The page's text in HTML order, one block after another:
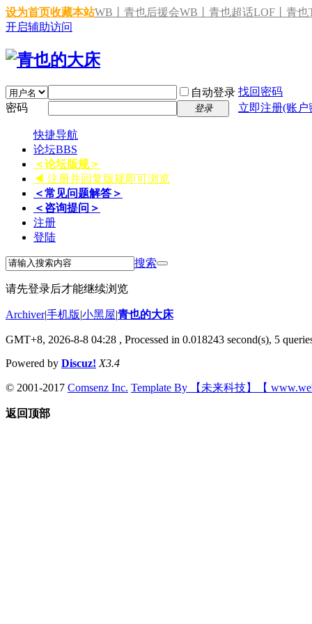
设为首页收藏本站WB丨青也后援会WB丨青也超话LOF丨青也
开启辅助访问
自动登录 找回密码
密码
登录 立即注册(账
快捷导航
论坛BBS
＜论坛版规＞
◀ 注册并回复版规即可浏览
＜常见问题解答＞
＜咨询提问＞
注册
登陆
搜索
请先登录后才能继续浏览
Archiver|手机版|小黑屋|青也的大床
GMT+8, 2026-8-8 04:28 , Processed in 0.018243 second(s), 5
Powered by Discuz! X3.4
© 2001-2017 Comsenz Inc. Template By 【未来科技】【
返回顶部